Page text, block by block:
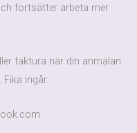
fortsätter arbeta mer
faktura när din anmälan
ingår.